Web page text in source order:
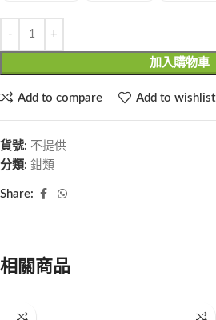
加入購物車
Add to compare Add to wishlist
貨號: 不提供
分類: 鉗類
Share:
相關商品